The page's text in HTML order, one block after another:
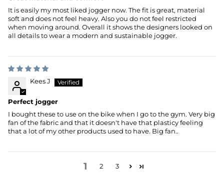
It is easily my most liked jogger now. The fit is great, material
soft and does not feel heavy. Also you do not feel restricted
when moving around. Overall it shows the designers looked on
all details to wear a modern and sustainable jogger.
Kees J
Perfect jogger
I bought these to use on the bike when I go to the gym. Very big
fan of the fabric and that it doesn't have that plasticy feeling
that a lot of my other products used to have. Big fan..
1 2 3